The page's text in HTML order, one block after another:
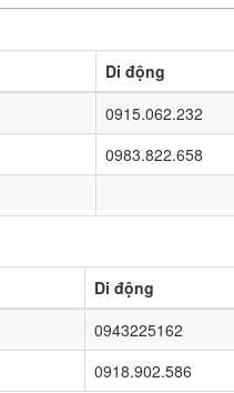
Di động
0915.062.232
0983.822.658
Di động
0943225162
0918.902.586